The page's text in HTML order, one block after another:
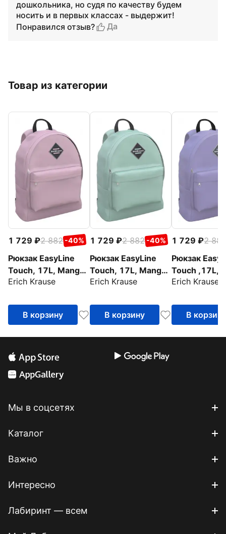
дошкольника, но судя по качеству будем
носить и в первых классах - выдержит!
Понравился отзыв?
Да
Товар из категории
1 729 2 882 -40%
Рюкзак EasyLine
Touch, 17L, Manga,
Rose Mono
Erich Krause
В корзину
1 729 2 882 -40%
Рюкзак EasyLine
Touch, 17L, Manga,
Pistachio Mono
Erich Krause
В корзину
1 729
2 882
Рюкзак
Touch ,17L,
Lilac Mono
Erich Krause
В корзину
Мы в соцсетях
Каталог
Важно
Интересно
Лабиринт — всем